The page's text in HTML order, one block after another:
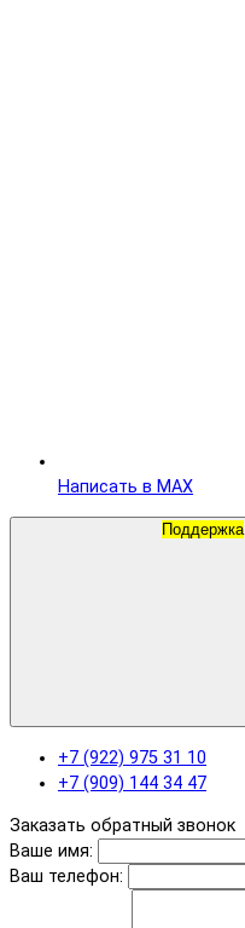
Написать в MAX
Поддержка
+7 (922) 975 31 10
+7 (909) 144 34 47
Заказать обратный звонок
Ваше имя:
Ваш телефон: